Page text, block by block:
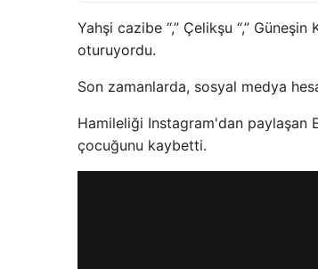
Yahşi cazibe “,” Çelikşu “,”
oturuyordu.
Son zamanlarda, sosyal medya
Hamileliği Instagram'dan paylaşan
çocuğunu kaybetti.